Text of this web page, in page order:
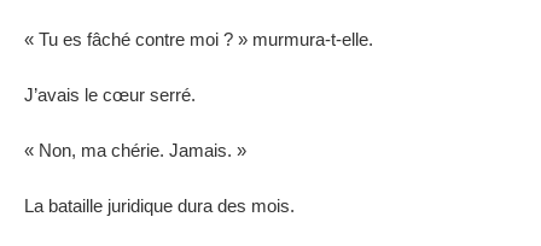
« Tu es fâché contre moi ? » murmura-t-elle.
J’avais le cœur serré.
« Non, ma chérie. Jamais. »
La bataille juridique dura des mois.